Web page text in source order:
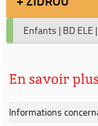
Enfants | BD ELE |
En savoir plus
Informations